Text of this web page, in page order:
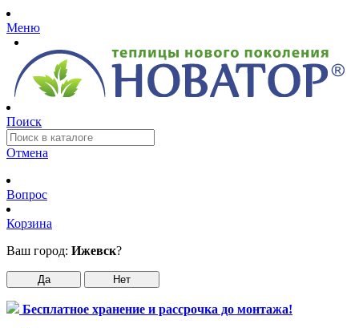
Меню
Поиск
Отмена
Вопрос
Корзина
Ваш город: Ижевск?
Да Нет
Бесплатное хранение и рассрочка до монтажа!